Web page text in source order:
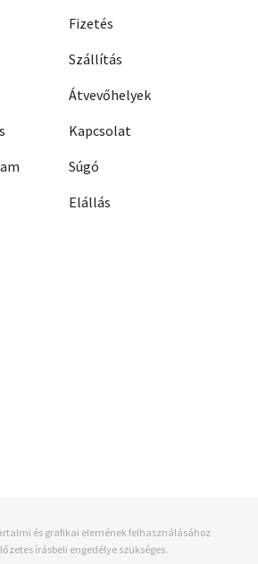
Fizetés
Szállítás
Átvevőhelyek
Kapcsolat
Súgó
Elállás
és grafikai elemének felhasználásához
írásbeli engedélye szükséges.